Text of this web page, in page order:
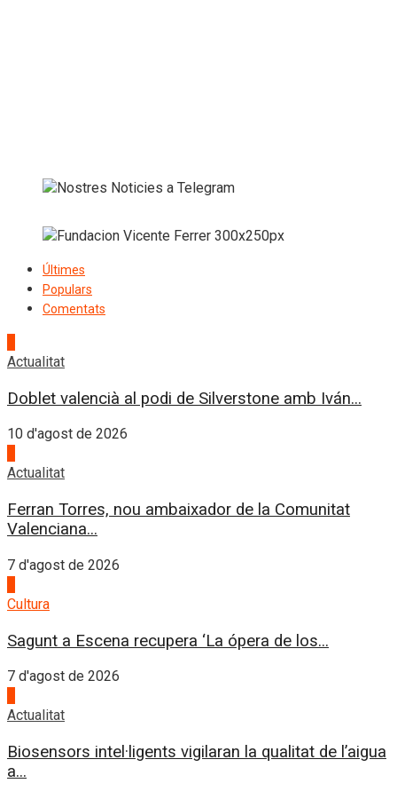
Últimes
Populars
Comentats
Actualitat
Doblet valencià al podi de Silverstone amb Iván...
10 d'agost de 2026
Actualitat
Ferran Torres, nou ambaixador de la Comunitat
Valenciana...
7 d'agost de 2026
Cultura
Sagunt a Escena recupera ‘La ópera de los...
7 d'agost de 2026
Actualitat
Biosensors intel·ligents vigilaran la qualitat de l’aigua
a...